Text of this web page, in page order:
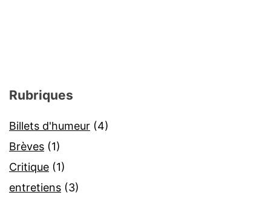
Rubriques
Billets d'humeur (4)
Brèves (1)
Critique (1)
entretiens (3)